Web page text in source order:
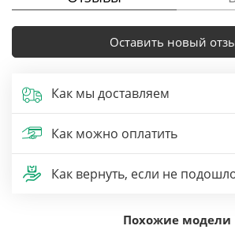
Оставить новый
Как мы доставляем
Как можно оплатить
Как вернуть, если не
Похожие модели